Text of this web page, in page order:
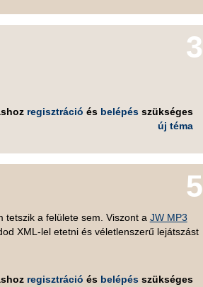
3
regisztráció és belépésszükséges
új téma
5
tetszik a felülete sem. Viszont a JW MP3
XML-lel etetni és véletlenszerű lejátszást
regisztráció és belépésszükséges